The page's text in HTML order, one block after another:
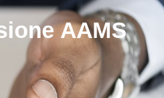
AAMS